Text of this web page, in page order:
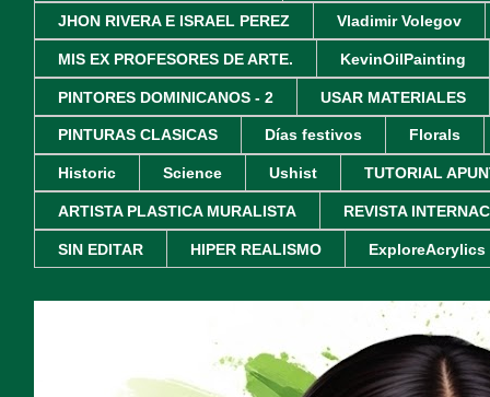
JHON RIVERA E ISRAEL PEREZ Vladimir Volegov
MIS EX PROFESORES DE ARTE. KevinOilPainting
PINTORES DOMINICANOS - 2 USAR MATERIALES
PINTURAS CLASICAS Días festivos Florals
Historic Science Ushist TUTORIAL
ARTISTA PLASTICA MURALISTA REVISTA
SIN EDITAR HIPER REALISMO ExploreAcrylics